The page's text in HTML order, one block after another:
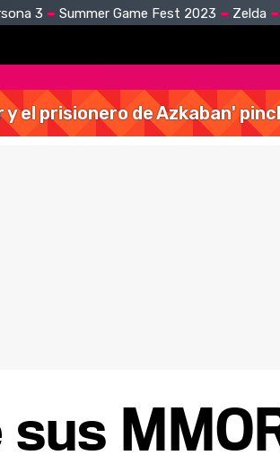
3 Summer Game Fest 2023 Zelda
el prisionero de Azkaban'